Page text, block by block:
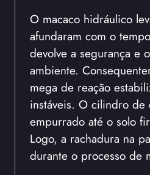
O macaco hidráulico
afundaram com o
devolve a segurança e
ambiente.
mega de reação
instáveis. O cilindro de
empurrado até o solo
Logo, a rachadura na
durante o processo de